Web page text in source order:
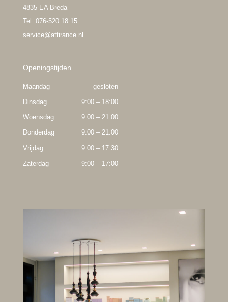
4835 EA Breda
Tel: 076-520 18 15
service@attirance.nl
Openingstijden
Maandag
gesloten
Dinsdag
9:00 – 18:00
Woensdag
9:00 – 21:00
Donderdag
9:00 – 21:00
Vrijdag 9:00 – 17:30
Zaterdag 9:00 – 17:00